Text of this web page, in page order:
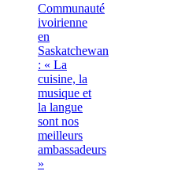
Communauté
ivoirienne
en
Saskatchewan
: « La
cuisine, la
musique et
la langue
sont nos
meilleurs
ambassadeurs
»